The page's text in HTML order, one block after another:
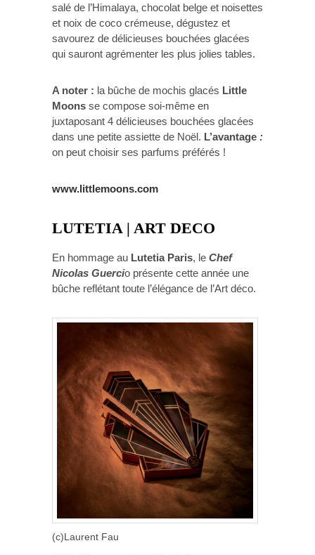
salé de l’Himalaya, chocolat belge et noisettes
et noix de coco crémeuse, dégustez et
savourez de délicieuses bouchées glacées
qui sauront agrémenter les plus jolies tables.
A noter : la bûche de mochis glacés Little
Moons se compose soi-même en
juxtaposant 4 délicieuses bouchées glacées
dans une petite assiette de Noël. L’avantage :
on peut choisir ses parfums préférés !
www.littlemoons.com
LUTETIA | ART DECO
En hommage au Lutetia Paris, le Chef
Nicolas Guercio présente cette année une
bûche reflétant toute l’élégance de l’Art déco.
(c)Laurent Fau